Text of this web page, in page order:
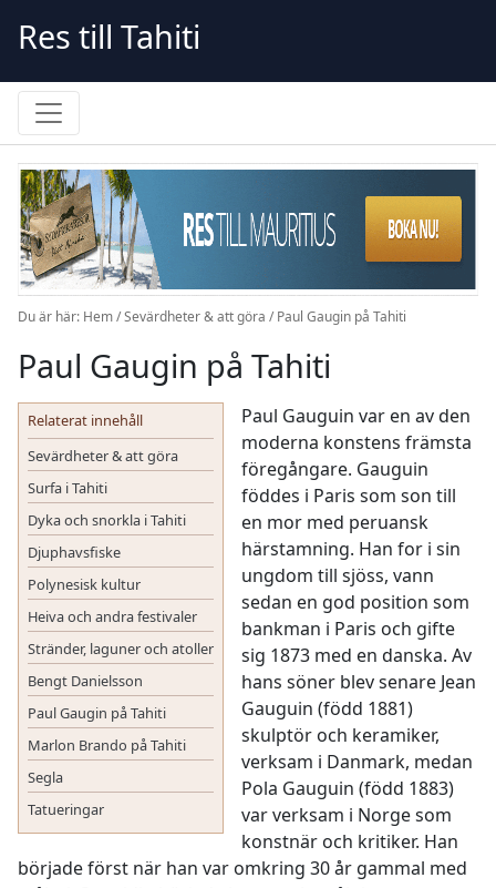
Res till Tahiti
Du är här: Hem/Sevärdheter & att göra /Paul Gaugin på Tahiti
Paul Gaugin på Tahiti
Relaterat innehåll
Sevärdheter & att göra
Surfa i Tahiti
Dyka och snorkla i Tahiti
Djuphavsfiske
Polynesisk kultur
Heiva och andra festivaler
Stränder, laguner och atoller
Bengt Danielsson
Paul Gaugin på Tahiti
Marlon Brando på Tahiti
Segla
Tatueringar
Paul Gauguin var en av den
moderna konstens främsta
föregångare. Gauguin
föddes i Paris som son till
en mor med peruansk
härstamning. Han for i sin
ungdom till sjöss, vann
sedan en god position som
bankman i Paris och gifte
sig 1873 med en danska. Av
hans söner blev senare Jean
Gauguin (född 1881)
skulptör och keramiker,
verksam i Danmark, medan
Pola Gauguin (född 1883)
var verksam i Norge som
konstnär och kritiker. Han
började först när han var omkring 30 år gammal med